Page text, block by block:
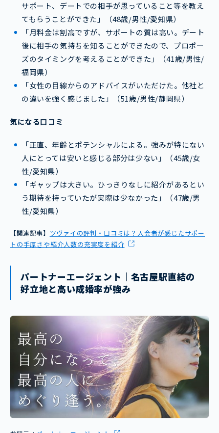
サポート、デートでの相手が思っていること等を教え
てもらうことができた」（48歳/男性/愛知県）
「月料金は割高ですが、サポートの質は高い。デート
後に相手の気持ちを知ることができたので、プロポー
ズのタイミングを考えることができた」（41歳/男性/
福岡県）
「女性の目線からのアドバイスがいただけた。他社と
の違いを強く感じました」（51歳/男性/静岡県）
気になる口コミ
「正直、年齢とポテンシャルによる。強みが特にない
人にとっては安いと感じる部分は少ない」（45歳/女
性/愛知県）
「ギャップは大きい。ひっきりなしに紹介があるとい
う期待を持っていたが実際は少なかった」（47歳/男
性/愛知県）
【関連記事】 ツヴァイの評判・口コミは？入会者が感じたサポー
トの手厚さや紹介人数の充実度を紹介
パートナーエージェント｜名古屋駅直結の
好立地と高い成婚率が強み